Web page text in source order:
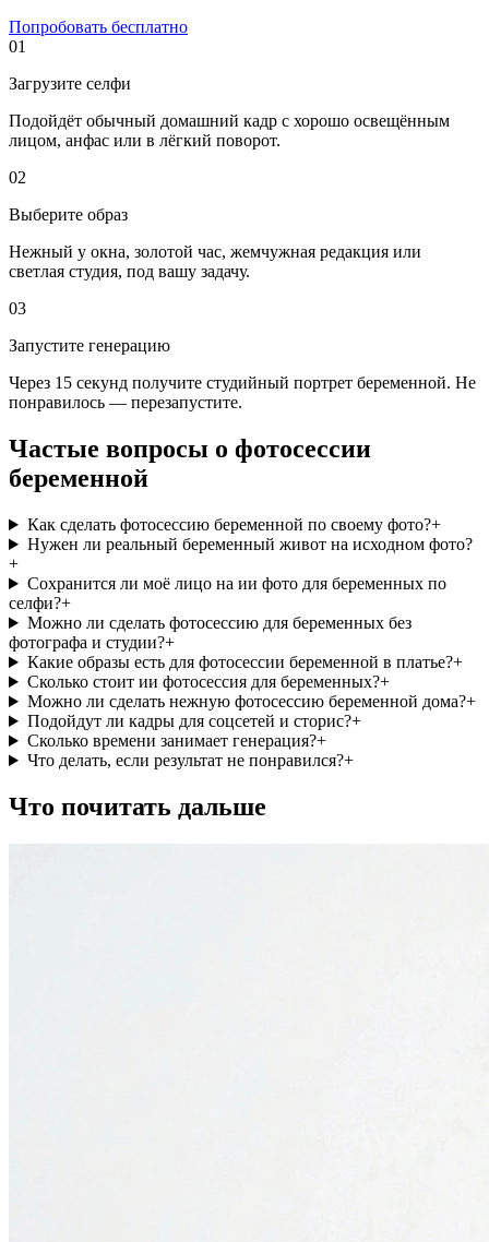
Попробовать бесплатно
01
Загрузите селфи
Подойдёт обычный домашний кадр с хорошо освещённым
лицом, анфас или в лёгкий поворот.
02
Выберите образ
Нежный у окна, золотой час, жемчужная редакция или
светлая студия, под вашу задачу.
03
Запустите генерацию
Через 15 секунд получите студийный портрет беременной. Не
понравилось — перезапустите.
Частые вопросы о фотосессии
беременной
Как сделать фотосессию беременной по своему фото?+
Нужен ли реальный беременный живот на исходном фото?
+
Сохранится ли моё лицо на ии фото для беременных по
селфи?+
Можно ли сделать фотосессию для беременных без
фотографа и студии?+
Какие образы есть для фотосессии беременной в платье?+
Сколько стоит ии фотосессия для беременных?+
Можно ли сделать нежную фотосессию беременной дома?+
Подойдут ли кадры для соцсетей и сторис?+
Сколько времени занимает генерация?+
Что делать, если результат не понравился?+
Что почитать дальше